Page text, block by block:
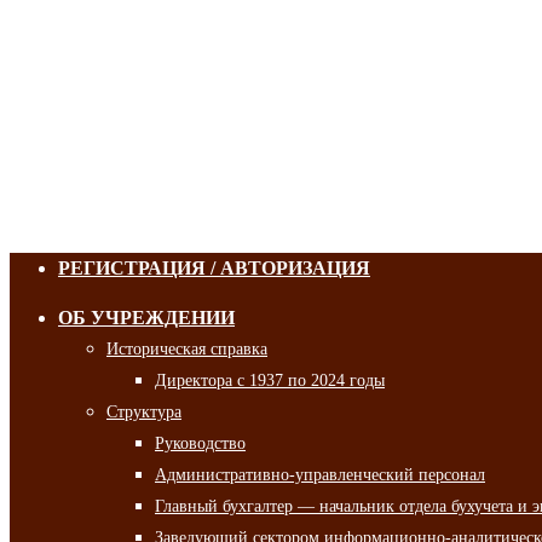
РЕГИСТРАЦИЯ / АВТОРИЗАЦИЯ
ОБ УЧРЕЖДЕНИИ
Историческая справка
Директора с 1937 по 2024 годы
Структура
Руководство
Административно-управленческий персонал
Главный бухгалтер — начальник отдела бухучета и
Заведующий сектором информационно-